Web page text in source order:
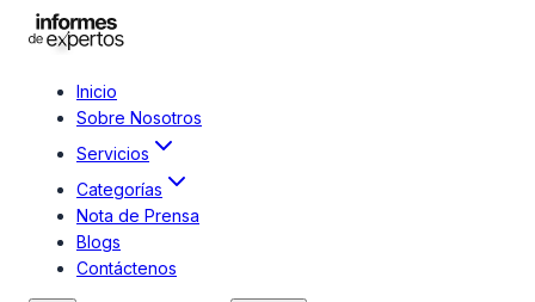
Inicio
Sobre Nosotros
Servicios
Categorías
Nota de Prensa
Blogs
Contáctenos